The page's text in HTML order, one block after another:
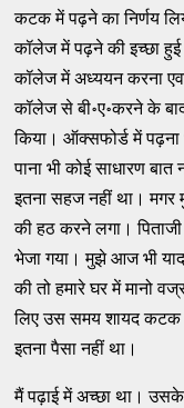
कटक में पढ़ने का निर्णय
कॉलेज में पढ़ने की इच्छा
कॉलेज में अध्ययन करना
कॉलेज से बी॰ए॰करने के
किया। ऑक्सफोर्ड में
पाना भी कोई साधारण
इतना सहज नहीं था।
की हठ करने लगा।
भेजा गया। मुझे आज भी
की तो हमारे घर में मानो
लिए उस समय शायद कटक
इतना पैसा नहीं था।
मैं पढ़ाई में अच्छा था।